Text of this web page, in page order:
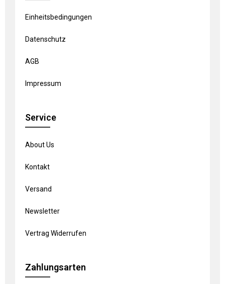
Einheitsbedingungen
Datenschutz
AGB
Impressum
Service
About Us
Kontakt
Versand
Newsletter
Vertrag Widerrufen
Zahlungsarten